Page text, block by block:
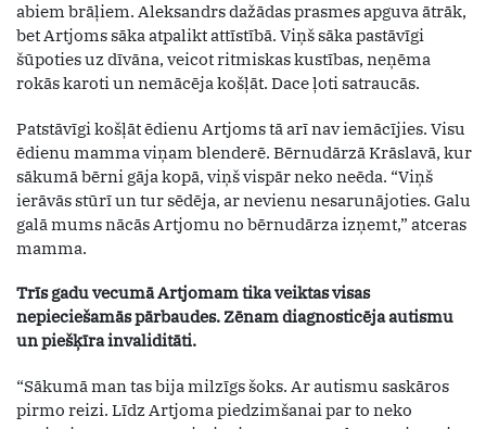
abiem brāļiem. Aleksandrs dažādas prasmes apguva ātrāk,
bet Artjoms sāka atpalikt attīstībā. Viņš sāka pastāvīgi
šūpoties uz dīvāna, veicot ritmiskas kustības, neņēma
rokās karoti un nemācēja košļāt. Dace ļoti satraucās.
Patstāvīgi košļāt ēdienu Artjoms tā arī nav iemācījies. Visu
ēdienu mamma viņam blenderē. Bērnudārzā Krāslavā, kur
sākumā bērni gāja kopā, viņš vispār neko neēda. “Viņš
ierāvās stūrī un tur sēdēja, ar nevienu nesarunājoties. Galu
galā mums nācās Artjomu no bērnudārza izņemt,” atceras
mamma.
Trīs gadu vecumā Artjomam tika veiktas visas
nepieciešamās pārbaudes. Zēnam diagnosticēja autismu
un piešķīra invaliditāti.
“Sākumā man tas bija milzīgs šoks. Ar autismu saskāros
pirmo reizi. Līdz Artjoma piedzimšanai par to neko